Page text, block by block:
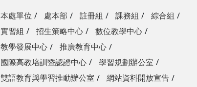
本處單位 處本部 註冊組 課務組
綜合組
實習組
招生策略中心
數位教學中心
教學發展中心
推廣教育中心
國際高教培訓暨認證中心
學習規劃辦公室
雙語教育與學習推動辦公室
網站資料開放宣告